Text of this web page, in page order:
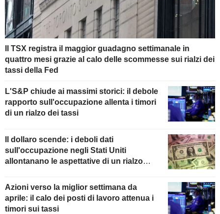
Il TSX registra il maggior guadagno settimanale in
quattro mesi grazie al calo delle scommesse sui rialzi dei
tassi della Fed
L'S&P chiude ai massimi storici: il debole
rapporto sull'occupazione allenta i timori
di un rialzo dei tassi
Il dollaro scende: i deboli dati
sull'occupazione negli Stati Uniti
allontanano le aspettative di un rialzo
Azioni verso la miglior settimana da
aprile: il calo dei posti di lavoro attenua i
timori sui tassi